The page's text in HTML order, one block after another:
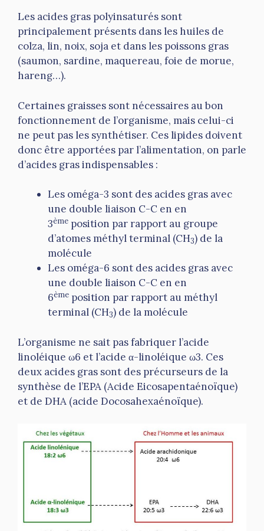
Les acides gras polyinsaturés sont
principalement présents dans les huiles de
colza, lin, noix, soja et dans les poissons gras
(saumon, sardine, maquereau, foie de morue,
hareng…).
Certaines graisses sont nécessaires au bon
fonctionnement de l’organisme, mais celui-ci
ne peut pas les synthétiser. Ces lipides doivent
donc être apportées par l’alimentation, on parle
d’acides gras indispensables :
Les oméga-3 sont des acides gras avec
une double liaison C-C en en
3ème position par rapport au groupe
d’atomes méthyl terminal (CH3) de la
molécule
Les oméga-6 sont des acides gras avec
une double liaison C-C en en
6ème position par rapport au méthyl
terminal (CH3) de la molécule
L’organisme ne sait pas fabriquer l’acide
linoléique ω6 et l’acide α-linoléique ω3. Ces
deux acides gras sont des précurseurs de la
synthèse de l’EPA (Acide Eicosapentaénoïque)
et de DHA (acide Docosahexaénoïque).